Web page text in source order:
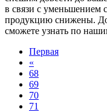
в связи с
продукцию снижены.
сможете узнать по
Первая
«
68
69
70
71